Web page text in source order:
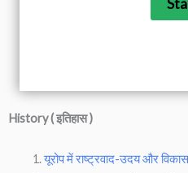
History ( इतिहास )
यूरोप में राष्ट्रवाद-उदय और